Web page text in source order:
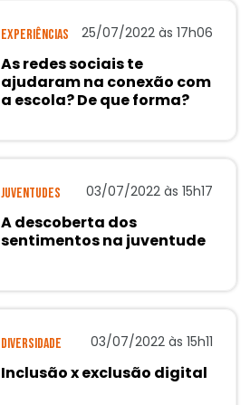
Experiências 25/07/2022 às 17h06
As redes sociais te
ajudaram na conexão com
a escola? De que forma?
Juventudes 03/07/2022 às 15h17
A descoberta dos
sentimentos na juventude
Diversidade 03/07/2022 às 15h11
Inclusão x exclusão digital